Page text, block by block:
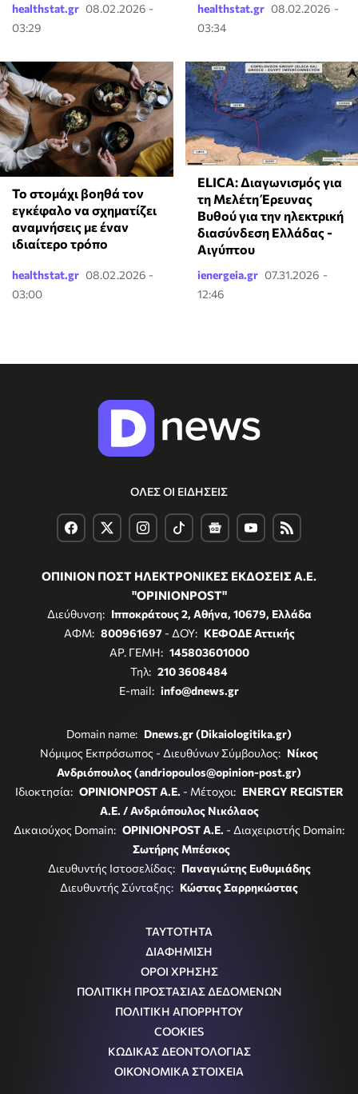
healthstat.gr 08.02.2026 -
03:29
healthstat.gr 08.02.2026 -
03:34
Το στομάχι βοηθά τον
εγκέφαλο να σχηματίζει
αναμνήσεις με έναν
ιδιαίτερο τρόπο
healthstat.gr 08.02.2026 -
03:00
ELICA: Διαγωνισμός για
τη Μελέτη Έρευνας
Βυθού για την ηλεκτρική
διασύνδεση Ελλάδας -
Αιγύπτου
ienergeia.gr 07.31.2026 -
12:46
ΟΛΕΣ ΟΙ ΕΙΔΗΣΕΙΣ
ΟΠΙΝΙΟΝ ΠΟΣΤ ΗΛΕΚΤΡΟΝΙΚΕΣ ΕΚΔΟΣΕΙΣ Α.Ε.
"OPINIONPOST"
Διεύθυνση: Ιπποκράτους 2, Αθήνα, 10679, Ελλάδα
ΑΦΜ: 800961697- ΔΟΥ: ΚΕΦΟΔΕ Αττικής
ΑΡ. ΓΕΜΗ: 145803601000
Τηλ: 210 3608484
E-mail: info@dnews.gr
Domain name: Dnews.gr (Dikaiologitika.gr)
Νόμιμος Εκπρόσωπος - Διευθύνων Σύμβουλος: Νίκος
Ανδριόπουλος (andriopoulos@opinion-post.gr)
Ιδιοκτησία: OPINIONPOST A.E. - Μέτοχοι: ENERGY REGISTER
Α.Ε. / Ανδριόπουλος Νικόλαος
Δικαιούχος Domain: OPINIONPOST A.E. - Διαχειριστής Domain:
Σωτήρης Μπέσκος
Διευθυντής Ιστοσελίδας: Παναγιώτης Ευθυμιάδης
Διευθυντής Σύνταξης: Κώστας Σαρρηκώστας
ΤΑΥΤΟΤΗΤΑ
ΔΙΑΦΗΜΙΣΗ
ΟΡΟΙ ΧΡΗΣΗΣ
ΠΟΛΙΤΙΚΗ ΠΡΟΣΤΑΣΙΑΣ ΔΕΔΟΜΕΝΩΝ
ΠΟΛΙΤΙΚΗ ΑΠΟΡΡΗΤΟΥ
COOKIES
ΚΩΔΙΚΑΣ ΔΕΟΝΤΟΛΟΓΙΑΣ
ΟΙΚΟΝΟΜΙΚΑ ΣΤΟΙΧΕΙΑ